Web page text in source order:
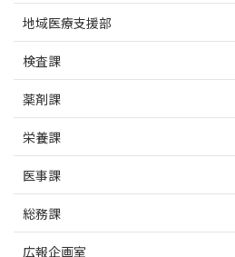
地域医療支援部
検査課
薬剤課
栄養課
医事課
総務課
広報企画室